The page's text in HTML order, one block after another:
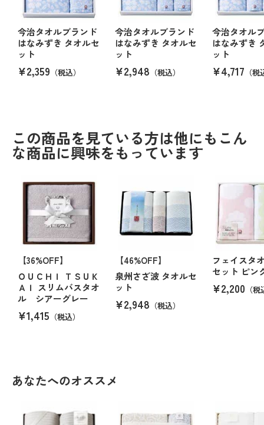
今治タオルブランド
はなみずき タオルセ
ット
¥2,359 （税込）
今治タオルブランド
はなみずき タオルセ
ット
¥2,948 （税込）
今治タオル
はなみずき
ット
¥4,717 （
この商品を見ている方は他にもこん
な商品に興味をもっています
【36%OFF】
ＯＵＣＨＩ ＴＳＵＫ
ＡＩ スリムバスタオ
ル シアーグレー
¥1,415 （税込）
【46%OFF】
泉州さざ波 タオルセ
ット
¥2,948 （税込）
フェイスタ
セット ピン
¥2,200 （
あなたへのオススメ